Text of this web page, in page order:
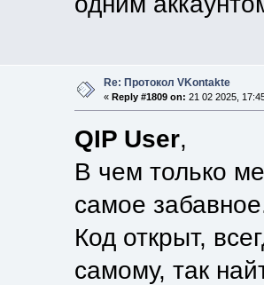
Re: Протокол VKontakte
« Reply #1809 on: 21 02 2025,
QIP User,
В чем только
самое
Код открыт,
самому, так